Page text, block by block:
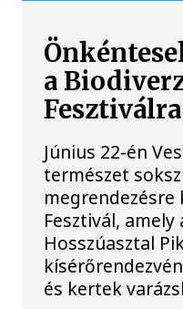
a
Június 22-én
természet
Fesztivál, amely
Hosszúasztal
és kertek